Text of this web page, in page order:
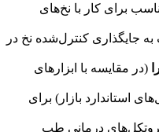
برای کار با نخ‌های
جایگذاری کنترل‌شده نخ در
(در مقایسه با ابزارهای
استاندارد بازار) برای
درمانی طب